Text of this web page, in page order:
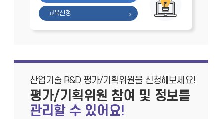
교육신청
산업기술 R&D 평가/기획위원을 신청해보세요!
평가/기획위원 참여 및 정보를
관리할 수 있어요!